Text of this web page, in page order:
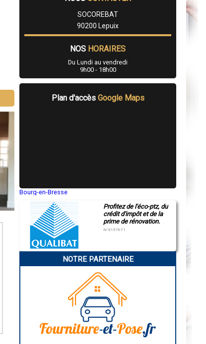
SOCOREBAT
90200 Lepuix
NOS HORAIRES
Du Lundi au vendredi
9h00 - 18h00
Plan d'accès Google Maps
Bourg-en-Bresse
Montluçon
Manosque
Gap
Charleville-Mézières
Pamiers
Narbonne
Brive-la-Gaillarde
Profitez de l'éco-ptz, du
crédit d'impôt et de la
prime de rénovation.
N°E157671
NOTRE PARTENAIRE